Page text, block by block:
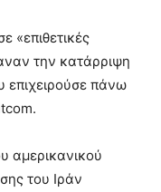
«επιθετικές
την κατάρριψη
επιχειρούσε πάνω
αμερικανικού
του Ιράν